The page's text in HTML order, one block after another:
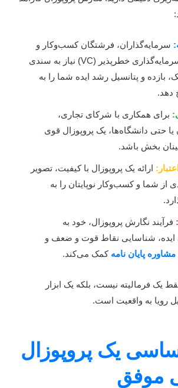
فرشتگان کسب‌وکار و
شرکت‌های سرمایه‌گذاری خطرپذیر (VC) نیاز به سندی
و پتانسیل رشد ایده شما را به
همکاری با شرکای تجاری،
دانشگاه‌ها، یک پروپوزال قوی
بخش باشد.
ارائه یک پروپوزال با کیفیت، تصویر
و کسب‌وکار نوپایتان را به
نگارش پروپوزال، خود به
شناسایی نقاط قوت و ضعف و
پایان نامهکمک می‌کند.
فرمالیته نیست، بلکه یک ابزار
به واقعیت است.
یک پروپوزال